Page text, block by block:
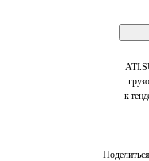
к
Поделиться